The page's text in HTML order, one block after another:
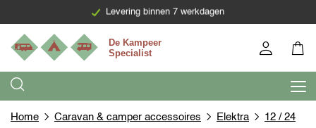
Levering binnen 7 werkdagen
Home Caravan & camper accessoires Elektra
12 / 24